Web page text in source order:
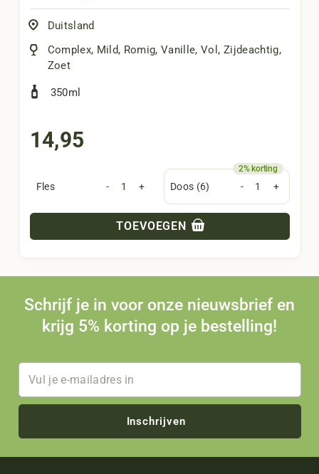
Duitsland
Complex, Mild, Romig,Vanille,Vol , Zijdeachtig,
Zoet
350ml
14,95
Fles - + Doos (6) - +
TOEVOEGEN
Schrijf je in voor onze nieuwsbrief en
krijg 5% korting op je bestelling!
Inschrijven